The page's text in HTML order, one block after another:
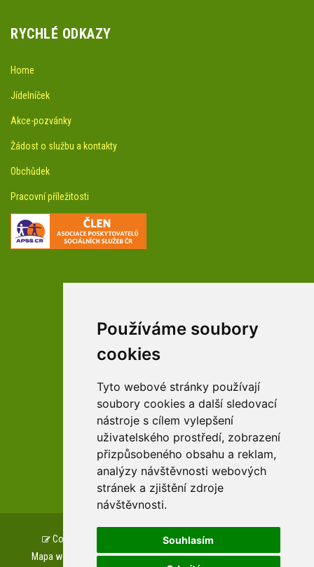
Používáme soubory
cookies
Tyto webové stránky používají
soubory cookies a další sledovací
nástroje s cílem vylepšení
uživatelského prostředí, zobrazení
přizpůsobeného obsahu a reklam,
analýzy návštěvnosti webových
stránek a zjištění zdroje
návštěvnosti.
Souhlasím
RYCHLÉ ODKAZY
Home
Jídelníček
Akce-pozvánky
Žádost o službu a kontakty
Obchůdek
Pracovní příležitosti
facebookové profily domova a arboreta
Youtube profily domova a arboreta
zařízení Pardubického kraje
Copyright © www.csszampach.cz, created by
Mapa webu
Prohlášení o přístupnosti GDPR Cookies